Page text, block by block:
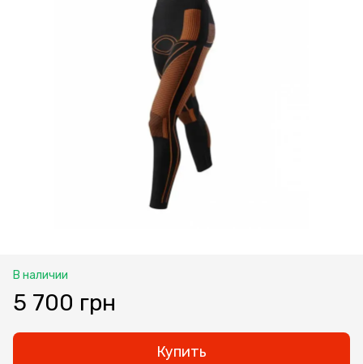
В наличии
5 700 грн
Купить